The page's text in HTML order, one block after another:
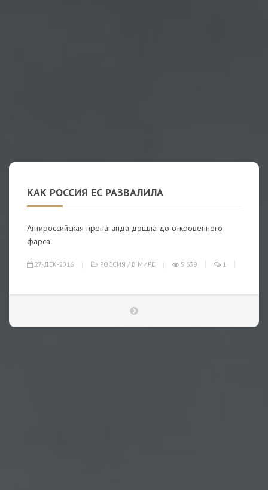
КАК РОССИЯ ЕС РАЗВАЛИЛА
Антироссийская пропаганда дошла до откровенного
фарса.
27-ДЕК-2016 РОССИЯ / В МИРЕ 5 639 1